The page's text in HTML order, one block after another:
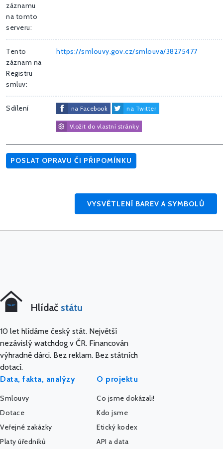
záznamu
na tomto
serveru:
Tento
záznam na
Registru
smluv:
https://smlouvy.gov.cz/smlouva/38275477
Sdílení na Facebook na Twitter
Vložit do vlastní stránky
POSLAT OPRAVU ČI PŘIPOMÍNKU
VYSVĚTLENÍ BAREV A SYMBOLŮ
Hlídač státu
10 let hlídáme český stát. Největší
nezávislý watchdog v ČR. Financován
výhradně dárci. Bez reklam. Bez státních
dotací.
Data, fakta, analýzy
Smlouvy
Dotace
Veřejné zakázky
Platy úředníků
O projektu
Co jsme dokázali!
Kdo jsme
Etický kodex
API a data